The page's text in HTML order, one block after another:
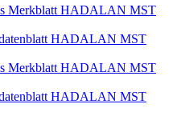
Merkblatt HADALAN MST
HADALAN MST
Merkblatt HADALAN MST
HADALAN MST